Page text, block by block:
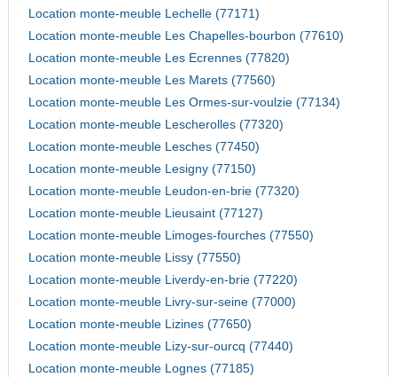
Location monte-meuble Lechelle (77171)
Location monte-meuble Les Chapelles-bourbon (77610)
Location monte-meuble Les Ecrennes (77820)
Location monte-meuble Les Marets (77560)
Location monte-meuble Les Ormes-sur-voulzie (77134)
Location monte-meuble Lescherolles (77320)
Location monte-meuble Lesches (77450)
Location monte-meuble Lesigny (77150)
Location monte-meuble Leudon-en-brie (77320)
Location monte-meuble Lieusaint (77127)
Location monte-meuble Limoges-fourches (77550)
Location monte-meuble Lissy (77550)
Location monte-meuble Liverdy-en-brie (77220)
Location monte-meuble Livry-sur-seine (77000)
Location monte-meuble Lizines (77650)
Location monte-meuble Lizy-sur-ourcq (77440)
Location monte-meuble Lognes (77185)